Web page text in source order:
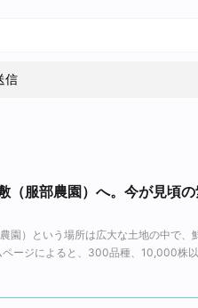
（服部農園）へ。今が見頃
園）という場所は広大な土地の中で、
ージによると、300品種、10,000株